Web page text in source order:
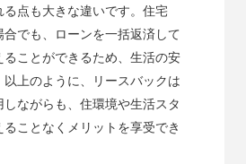
る点も大きな違いです。住宅
合でも、ローンを一括返済して
ことができるため、生活の安
以上のように、リースバックは
ながらも、住環境や生活スタ
ことなくメリットを享受でき